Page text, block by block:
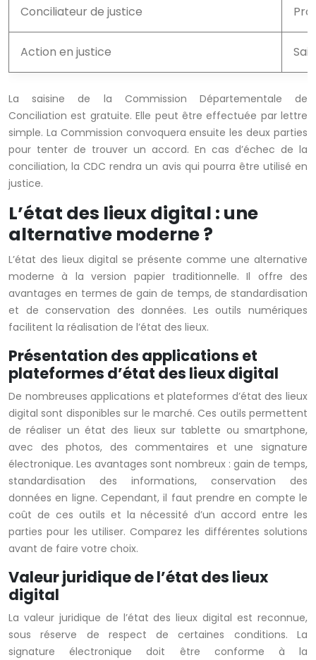
Conciliateur de justice
Action en justice
La saisine de la Commission Départementale de
Conciliation est gratuite. Elle peut être effectuée par lettre
simple. La Commission convoquera ensuite les deux parties
pour tenter de trouver un accord. En cas d’échec de la
conciliation, la CDC rendra un avis qui pourra être utilisé en
justice.
L’état des lieux digital : une
alternative moderne ?
L’état des lieux digital se présente comme une alternative
moderne à la version papier traditionnelle. Il offre des
avantages en termes de gain de temps, de standardisation
et de conservation des données. Les outils numériques
facilitent la réalisation de l’état des lieux.
Présentation des applications et
plateformes d’état des lieux digital
De nombreuses applications et plateformes d’état des lieux
digital sont disponibles sur le marché. Ces outils permettent
de réaliser un état des lieux sur tablette ou smartphone,
avec des photos, des commentaires et une signature
électronique. Les avantages sont nombreux : gain de temps,
standardisation des informations, conservation des
données en ligne. Cependant, il faut prendre en compte le
coût de ces outils et la nécessité d’un accord entre les
parties pour les utiliser. Comparez les différentes solutions
avant de faire votre choix.
Valeur juridique de l’état des lieux
digital
La valeur juridique de l’état des lieux digital est reconnue,
sous réserve de respect de certaines conditions. La
signature électronique doit être conforme à la